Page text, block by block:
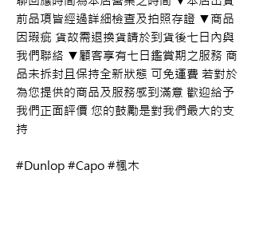
前品項皆經過詳細檢查及拍照存證 ▼商品
因瑕疵 貨故需退換貨請於到貨後七日內與
我們聯絡 ▼顧客享有七日鑑賞期之服務 商
品未拆封且保持全新狀態 可免運費 若對於
為您提供的商品及服務感到滿意 歡迎給予
我們正面評價 您的鼓勵是對我們最大的支
持
#Dunlop #Capo #楓木